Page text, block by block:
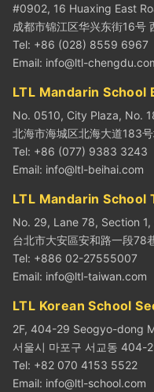
#0902, 16 Huaxing East
成都市锦江区华兴东街16号
Tel: +86 (028) 8559 6967
Email: info@ltl-
LTL Mandarin School
No. 0510, City Plaza, No.
北海市海城区北海大道183
Tel: +86 (077) 9383 3243
Email: info@ltl-beihai.com
LTL Mandarin School
No. 29, Lane 78, Section 1,
台北市大安區安和路一段78
Tel: +886 02-27555007
Email: info@ltl-taiwan.com
LTL Korean School
2F, 404-29 Seogyo-dong
서울시 마포구 서교동 404-
Tel: +82 070 4153 5522
Email: info@ltl-school.com